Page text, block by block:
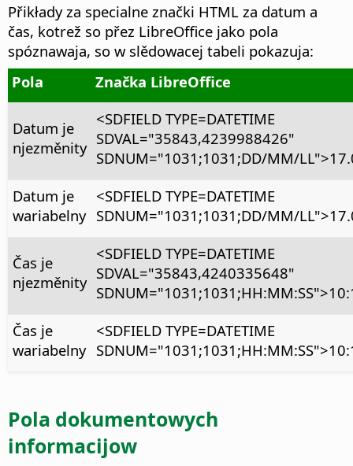
Přikłady za specialne znački HTML za datum a
čas, kotrež so přez LibreOffice jako pola
spóznawaja, so w slědowacej tabeli pokazuja:
Pola
Značka LibreOffice
Datum je
njezměnity
<SDFIELD TYPE=DATETIME
SDVAL="35843,4239988426"
SDNUM="1031;1031;DD/MM/
Datum je
wariabelny
<SDFIELD TYPE=DATETIME
SDNUM="1031;1031;DD/MM/
Čas je
njezměnity
<SDFIELD TYPE=DATETIME
SDVAL="35843,4240335648"
Čas je
wariabelny
<SDFIELD TYPE=DATETIME
Pola dokumentowych
informacijow